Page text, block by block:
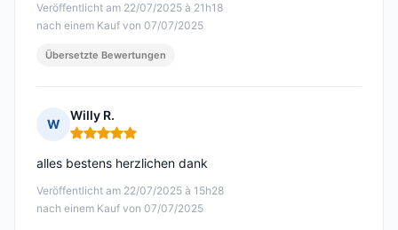
Veröffentlicht am 22/07/2025 à 21h18
nach einem Kauf von 07/07/2025
Übersetzte Bewertungen
W
Willy R.
Hinweis: 5 von 5
Veröffentlicht am 22/07/2025 à 15h28
nach einem Kauf von 07/07/2025
alles bestens herzlichen dank